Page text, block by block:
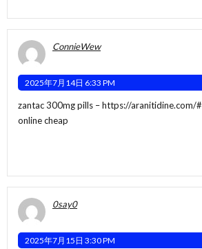
ConnieWew
2025年7月14日 6:33 PM
zantac 300mg pills –https://aranitidine.com/#
online cheap
0say0
2025年7月15日 3:30 PM